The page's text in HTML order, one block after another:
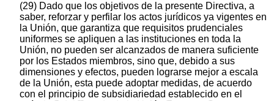
(29) Dado que los objetivos de la presente Directiva, a
saber, reforzar y perfilar los actos jurídicos ya vigentes en
la Unión, que garantiza que requisitos prudenciales
uniformes se apliquen a las instituciones en toda la
Unión, no pueden ser alcanzados de manera suficiente
por los Estados miembros, sino que, debido a sus
dimensiones y efectos, pueden lograrse mejor a escala
de la Unión, esta puede adoptar medidas, de acuerdo
con el principio de subsidiariedad establecido en el